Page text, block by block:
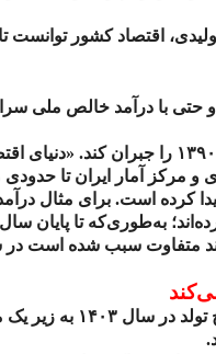
اقتصاد کشور توانست
با درآمد خالص ملی
۱۳۹۰ را جبران کند. «دنیای
و مرکز آمار ایران تا
کرده است. برای مثال
به‌طوری‌که تا پایان سال
متفاوت سبب شده است
تولد در سال ۱۴۰۳ به زیر